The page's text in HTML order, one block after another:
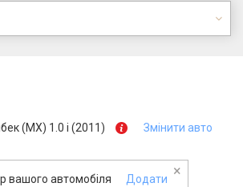
(MX) 1.0 i (2011) Змінити авто
вашого автомобіля Додати
×